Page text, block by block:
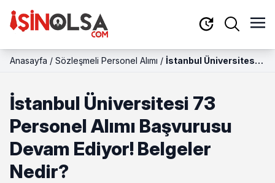
Anasayfa / Sözleşmeli Personel Alımı / İstanbul Üniversitesi
Ediyor! Belgeler
Nedir?
İstanbul Üniversitesi 73
Personel Alımı Başvurusu
Devam Ediyor! Belgeler
Nedir?